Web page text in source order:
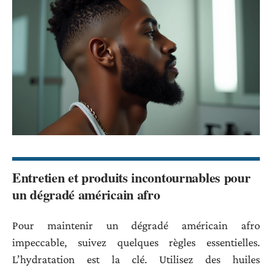
Entretien et produits incontournables pour
un dégradé américain afro
Pour maintenir un dégradé américain afro
impeccable, suivez quelques règles essentielles.
L’hydratation est la clé. Utilisez des huiles